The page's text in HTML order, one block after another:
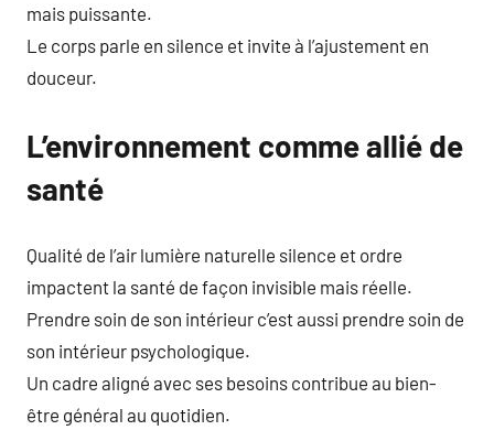
mais puissante.
Le corps parle en silence et invite à l’ajustement en
douceur.
L’environnement comme allié de
santé
Qualité de l’air lumière naturelle silence et ordre
impactent la santé de façon invisible mais réelle.
Prendre soin de son intérieur c’est aussi prendre soin de
son intérieur psychologique.
Un cadre aligné avec ses besoins contribue au bien-
être général au quotidien.